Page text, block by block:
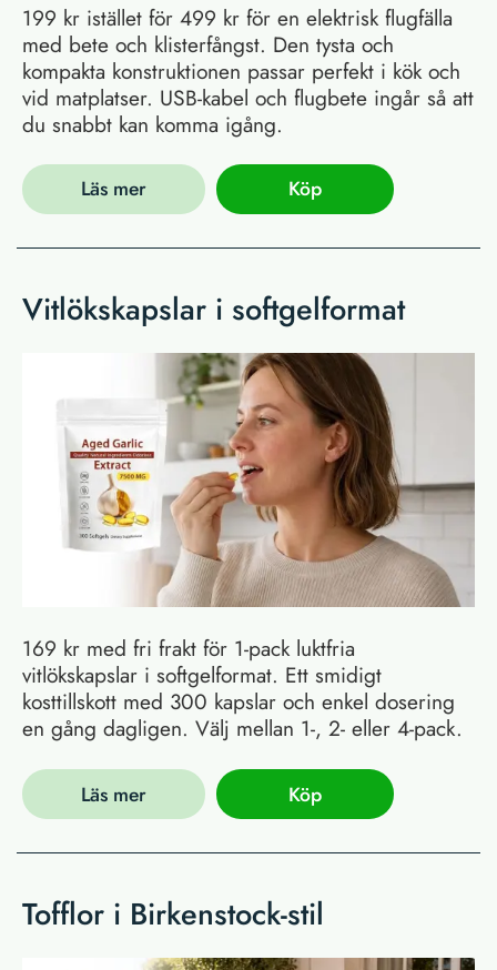
199 kr istället för 499 kr för en elektrisk flugfälla
med bete och klisterfångst. Den tysta och
kompakta konstruktionen passar perfekt i kök och
vid matplatser. USB-kabel och flugbete ingår så att
du snabbt kan komma igång.
Läs mer Köp
Vitlökskapslar i softgelformat
169 kr med fri frakt för 1-pack luktfria
vitlökskapslar i softgelformat. Ett smidigt
kosttillskott med 300 kapslar och enkel dosering
en gång dagligen. Välj mellan 1-, 2- eller 4-pack.
Läs mer Köp
Tofflor i Birkenstock-stil